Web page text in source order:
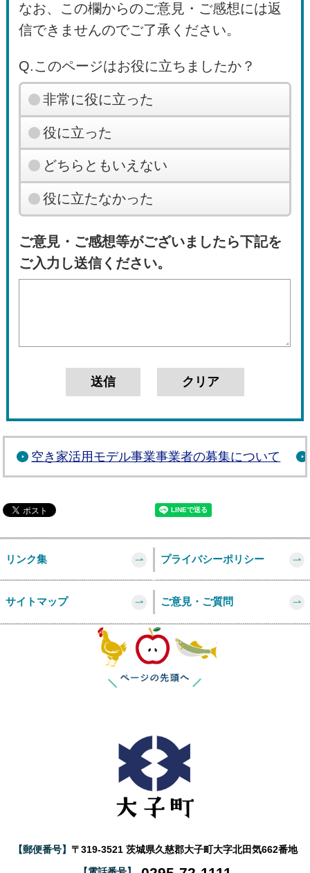
なお、この欄からのご意見・ご感想には返
信できませんのでご了承ください。
Q.このページはお役に立ちましたか？
非常に役に立った
役に立った
どちらともいえない
役に立たなかった
ご意見・ご感想等がございましたら下記を
ご入力し送信ください。
空き家活用モデル事業事業者の募集について
リンク集 プライバシーポリシー
サイトマップ ご意見・ご質問
【郵便番号】 〒319-3521 茨城県久慈郡大子町大字北田気662番地